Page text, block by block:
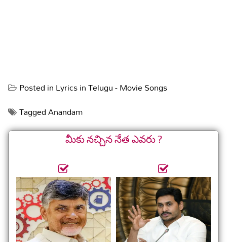
Posted inLyrics in Telugu - Movie Songs
TaggedAnandam
మీకు నచ్చిన నేత ఎవరు ?